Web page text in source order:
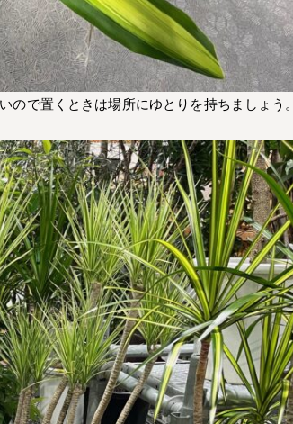
で置くときは場所にゆとりを持ちましょう。